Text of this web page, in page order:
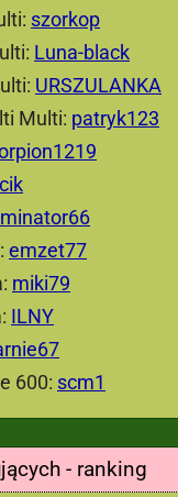
szorkop
Luna-black
URSZULANKA
Multi: patryk123
emzet77
miki79
ILNY
600: scm1
- ranking